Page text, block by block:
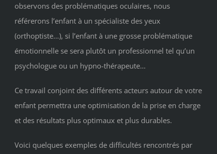
observons des problématiques oculaires, nous
référerons l’enfant à un spécialiste des yeux
(orthoptiste…), si l’enfant à une grosse problématique
émotionnelle se sera plutôt un professionnel tel qu’un
psychologue ou un hypno-thérapeute…
Ce travail conjoint des différents acteurs autour de votre
enfant permettra une optimisation de la prise en charge
et des résultats plus optimaux et plus durables.
Voici quelques exemples de difficultés rencontrés par